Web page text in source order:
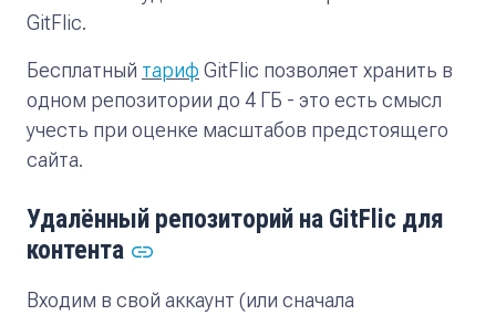
GitFlic.
Бесплатный тариф GitFlic позволяет хранить в
одном репозитории до 4 ГБ - это есть смысл
учесть при оценке масштабов предстоящего
сайта.
Удалённый репозиторий на GitFlic для
контента
Входим в свой аккаунт (или сначала